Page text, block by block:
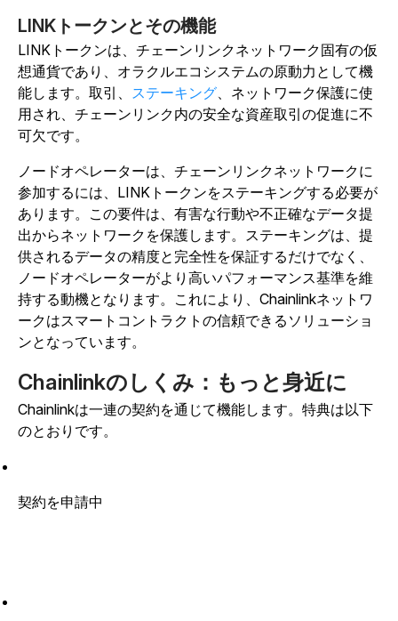
LINKトークンとその機能
LINKトークンは、チェーンリンクネットワーク固有の仮
想通貨であり、オラクルエコシステムの原動力として機
能します。取引、 ステーキング、ネットワーク保護に使
用され、チェーンリンク内の安全な資産取引の促進に不
可欠です。
ノードオペレーターは、チェーンリンクネットワークに
参加するには、LINKトークンをステーキングする必要が
あります。この要件は、有害な行動や不正確なデータ提
出からネットワークを保護します。ステーキングは、提
供されるデータの精度と完全性を保証するだけでなく、
ノードオペレーターがより高いパフォーマンス基準を維
持する動機となります。これにより、Chainlinkネットワ
ークはスマートコントラクトの信頼できるソリューショ
ンとなっています。
Chainlinkのしくみ：もっと身近に
Chainlinkは一連の契約を通じて機能します。特典は以下
のとおりです。
契約を申請中